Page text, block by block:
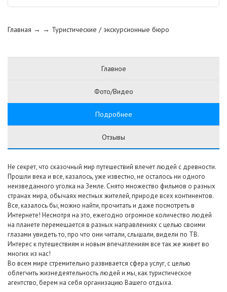
Главная → → Туристические / экскурсионные бюро
Главное
Фото/Видео
Подробнее
Отзывы
Не секрет, что сказочный мир путешествий влечет людей с древности.
Прошли века и все, казалось, уже известно, не осталось ни одного
неизведанного уголка на Земле. Снято множество фильмов о разных
странах мира, обычаях местных жителей, природе всех континентов.
Все, казалось бы, можно найти, прочитать и даже посмотреть в
Интернете! Несмотря на это, ежегодно огромное количество людей
на планете перемещается в разных направлениях с целью своими
глазами увидеть то, про что они читали, слышали, видели по ТВ.
Интерес к путешествиям и новым впечатлениям все так же живет во
многих из нас!
Во всем мире стремительно развивается сфера услуг, с целью
облегчить жизнедеятельность людей и мы, как туристическое
агентство, берем на себя организацию Вашего отдыха.